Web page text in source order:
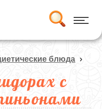
блюда ›
с